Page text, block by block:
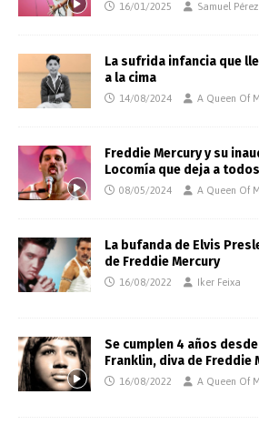
16/01/2025 Samuel Pérez
La sufrida infancia que
a la cima
14/08/2024 A Queen Of
Freddie Mercury y su
Locomía que deja a
08/05/2024 A Queen Of
La bufanda de Elvis
de Freddie Mercury
16/08/2022 Iker Feixa
Se cumplen 4 años
Franklin, diva de Freddie
16/08/2022 A Queen Of